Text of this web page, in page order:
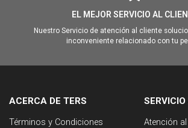
EL MEJOR SERVICIO AL
Nuestro Servicio de atención al cliente
inconveniente relacionado con tu
ACERCA DE TERS
Términos y Condiciones
Atención al